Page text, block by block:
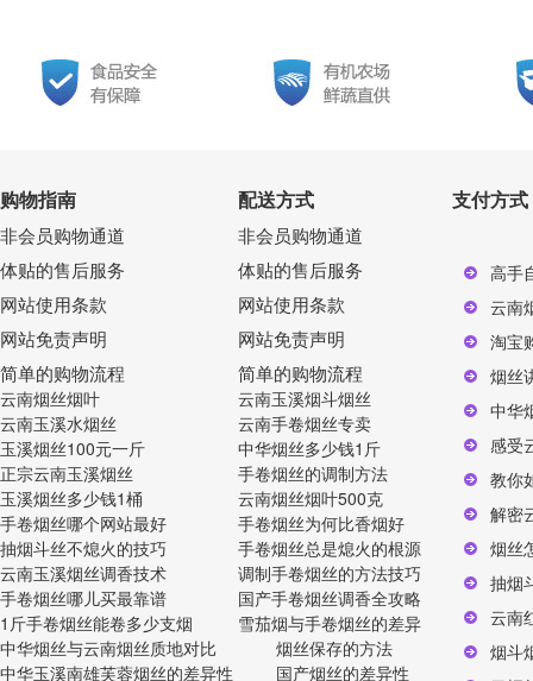
购物指南
非会员购物通道
体贴的售后服务
网站使用条款
网站免责声明
简单的购物流程
云南烟丝烟叶
云南玉溪水烟丝
玉溪烟丝100元一斤
正宗云南玉溪烟丝
玉溪烟丝多少钱1桶
手卷烟丝哪个网站最好
抽烟斗丝不熄火的技巧
云南玉溪烟丝调香技术
手卷烟丝哪儿买最靠谱
1斤手卷烟丝能卷多少支烟
中华烟丝与云南烟丝质地对比
中华玉溪南雄芙蓉烟丝的差异性
配送方式
非会员购物通道
体贴的售后服务
网站使用条款
网站免责声明
简单的购物流程
云南玉溪烟斗烟丝
云南手卷烟丝专卖
中华烟丝多少钱1斤
手卷烟丝的调制方法
云南烟丝烟叶500克
手卷烟丝为何比香烟好
手卷烟丝总是熄火的根源
调制手卷烟丝的方法技巧
国产手卷烟丝调香全攻略
雪茄烟与手卷烟丝的差异
烟丝保存的方法
国产烟丝的差异性
支付方式
高手
云南
淘宝
烟丝
中华
感受
教你
解密
烟丝
抽烟
云南
烟斗